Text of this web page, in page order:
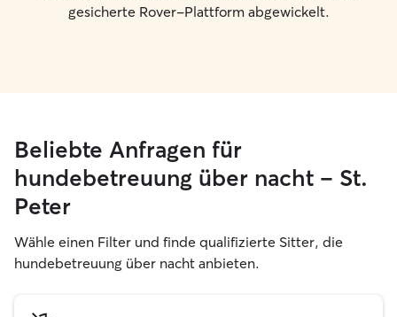
gesicherte Rover-Plattform abgewickelt.
Beliebte Anfragen für
hundebetreuung über nacht – St.
Peter
Wähle einen Filter und finde qualifizierte Sitter, die
hundebetreuung über nacht anbieten.